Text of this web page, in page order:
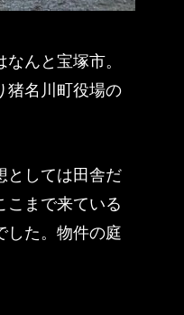
んと宝塚市。
猪名川町役場の
としては田舎だ
こまで来ている
した。物件の庭